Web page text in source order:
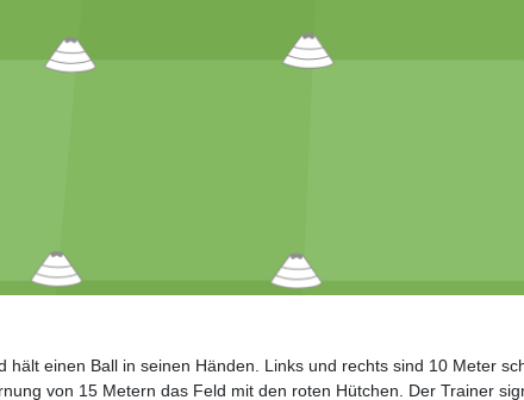
einen Ball in seinen Händen. Links und rechts sind 10 Meter
von 15 Metern das Feld mit den roten Hütchen. Der Trainer